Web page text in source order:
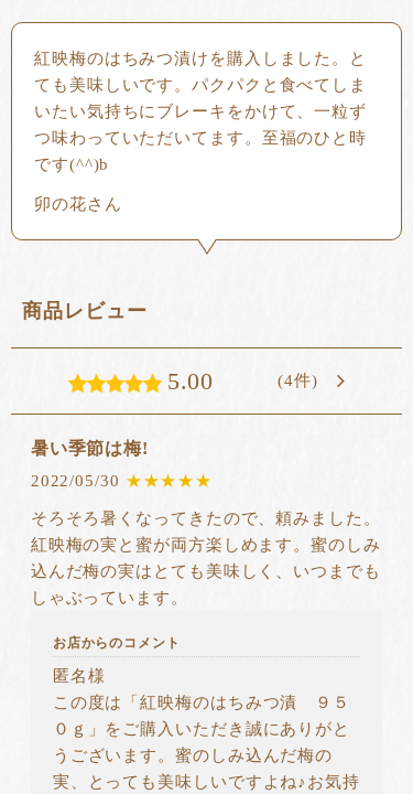
紅映梅のはちみつ漬けを購入しました。と
ても美味しいです。パクパクと食べてしま
いたい気持ちにブレーキをかけて、一粒ず
つ味わっていただいてます。至福のひと時
です(^^)b
卯の花さん
商品レビュー
5.00 (4件)
暑い季節は梅!
2022/05/30 ★★★★★
そろそろ暑くなってきたので、頼みました。
紅映梅の実と蜜が両方楽しめます。蜜のしみ
込んだ梅の実はとても美味しく、いつまでも
しゃぶっています。
お店からのコメント
匿名様
この度は「紅映梅のはちみつ漬 ９５
０ｇ」をご購入いただき誠にありがと
うございます。蜜のしみ込んだ梅の
実、とっても美味しいですよね♪お気持